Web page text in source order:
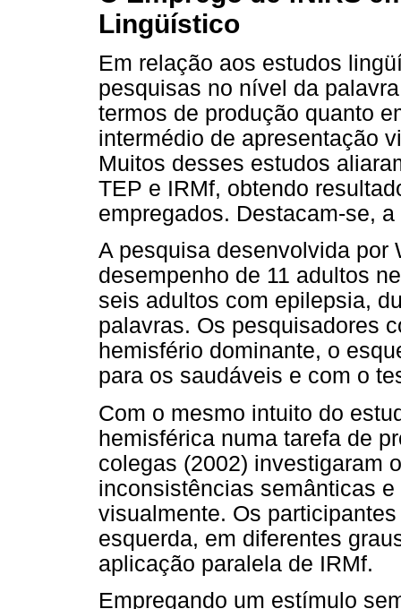
Lingüístico
Em relação aos estudos
pesquisas no nível da
termos de produção quanto
intermédio de apresentação
Muitos desses estudos
TEP e IRMf, obtendo
empregados. Destacam-se,
A pesquisa desenvolvida por
desempenho de 11 adultos
seis adultos com epilepsia,
palavras. Os pesquisadores
hemisfério dominante, o
para os saudáveis e com o
Com o mesmo intuito do
hemisférica numa tarefa de
colegas (2002) investigaram
inconsistências semânticas
visualmente. Os
esquerda, em diferentes
aplicação paralela de IRMf.
Empregando um estímulo